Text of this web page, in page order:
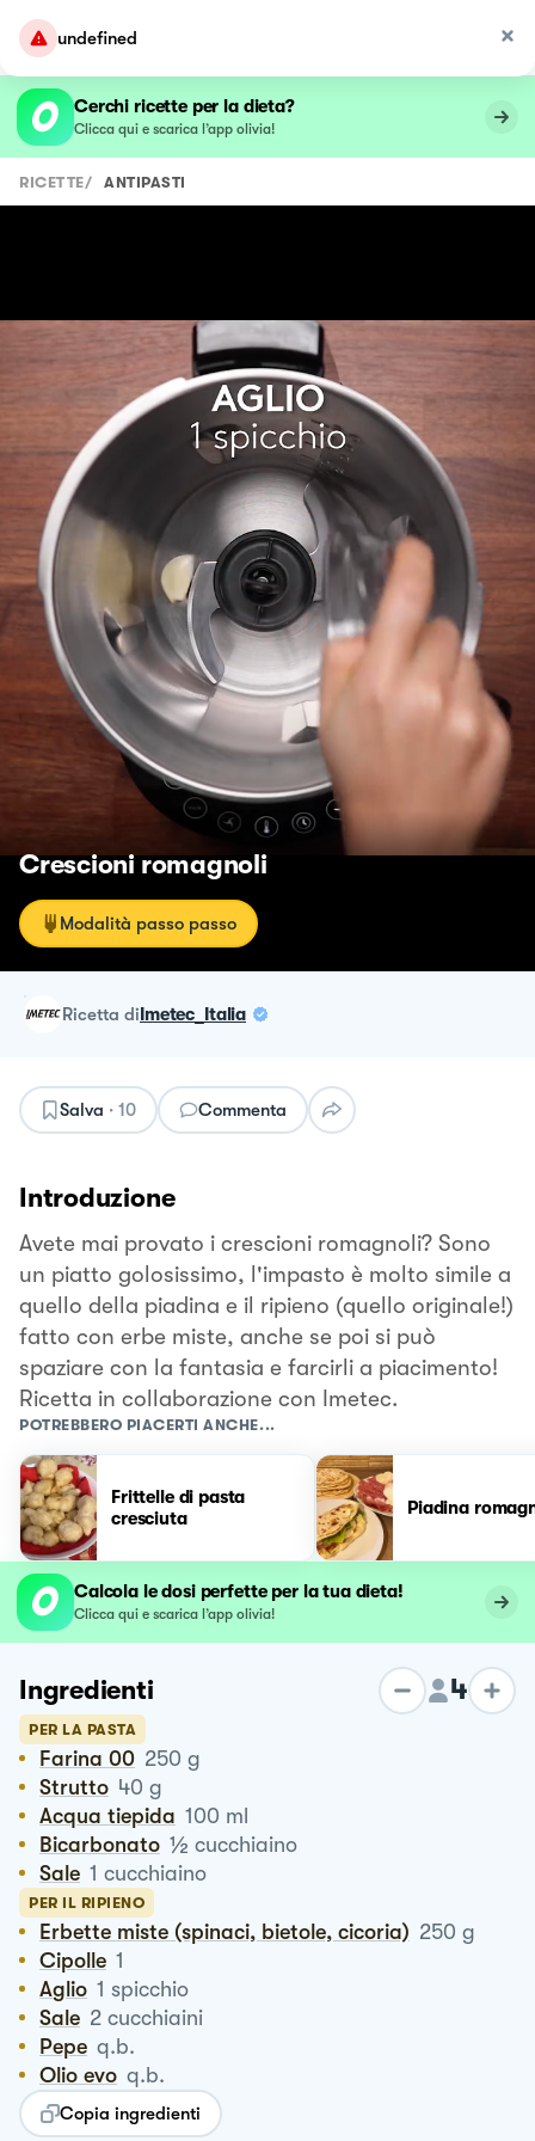
undefined
Cerchi ricette per la dieta?
Clicca qui e scarica l’app olivia!
RICETTE/ ANTIPASTI
Crescioni romagnoli
Modalità passo passo
ricetta diImetec_Italia
Salva · 10 Commenta
Introduzione
Avete mai provato i crescioni romagnoli? Sono
un piatto golosissimo, l'impasto è molto simile a
quello della piadina e il ripieno (quello originale!)
fatto con erbe miste, anche se poi si può
spaziare con la fantasia e farcirli a piacimento!
Ricetta in collaborazione con Imetec.
POTREBBERO PIACERTI ANCHE...
Frittelle di pasta
cresciuta
Piadina
Calcola le dosi perfette per la tua dieta!
Clicca qui e scarica l’app olivia!
Ingredienti 4
PER LA PASTA
Farina 00 250 g
Strutto 40 g
Acqua tiepida 100 ml
Bicarbonato ½ cucchiaino
Sale 1 cucchiaino
PER IL RIPIENO
Erbette miste (spinaci, bietole, cicoria) 250 g
Cipolle 1
Aglio 1 spicchio
Sale 2 cucchiaini
Pepe q.b.
Olio evo q.b.
Copia ingredienti